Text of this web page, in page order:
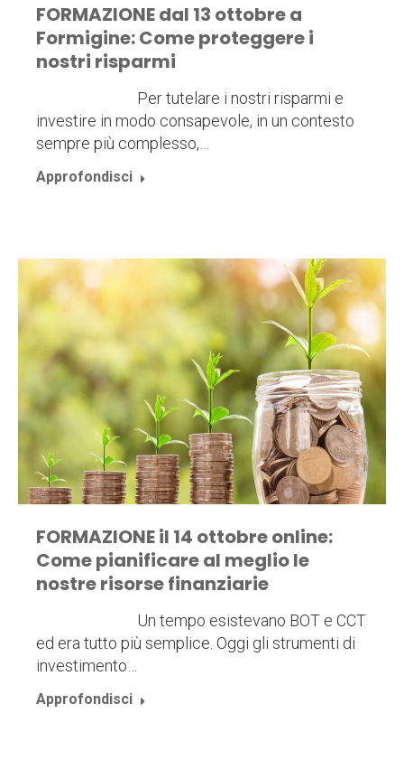
FORMAZIONE dal 13 ottobre a
Formigine: Come proteggere i
nostri risparmi
Per tutelare i nostri risparmi e
investire in modo consapevole, in un contesto
sempre più complesso,…
Approfondisci
FORMAZIONE il 14 ottobre online:
Come pianificare al meglio le
nostre risorse finanziarie
Un tempo esistevano BOT e CCT
ed era tutto più semplice. Oggi gli strumenti di
investimento…
Approfondisci